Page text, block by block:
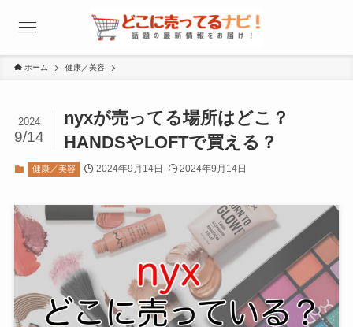
ホーム 健康／美容
nyxが売ってる場所はどこ？
HANDSやLOFTで買える？
2024
9/14
健康／美容 2024年9月14日 2024年9月14日